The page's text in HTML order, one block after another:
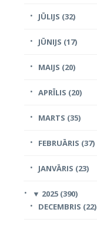
JŪLIJS (32)
JŪNIJS (17)
MAIJS (20)
APRĪLIS (20)
MARTS (35)
FEBRUĀRIS (37)
JANVĀRIS (23)
▼ 2025 (390)
DECEMBRIS (22)